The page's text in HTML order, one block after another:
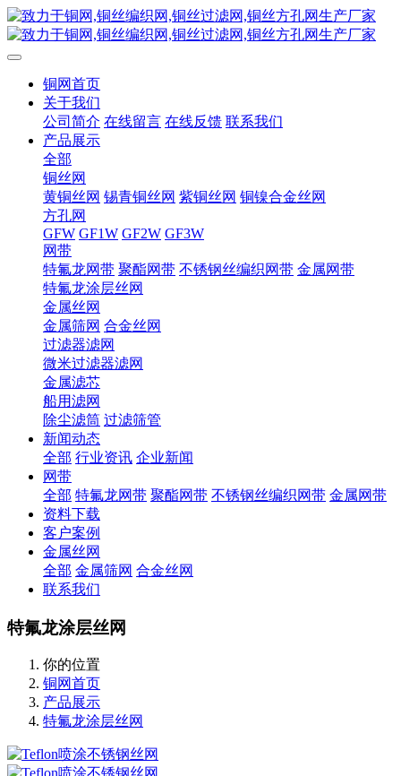
铜网首页
关于我们
公司简介 在线留言 在线反馈 联系我们
产品展示
全部
铜丝网
黄铜丝网 锡青铜丝网 紫铜丝网 铜镍合金丝网
方孔网
GFW GF1W GF2W GF3W
网带
特氟龙网带 聚酯网带 不锈钢丝编织网带 金属网带
特氟龙涂层丝网
金属丝网
金属筛网 合金丝网
过滤器滤网
微米过滤器滤网
金属滤芯
船用滤网
除尘滤筒 过滤筛管
新闻动态
全部 行业资讯 企业新闻
网带
全部 特氟龙网带 聚酯网带 不锈钢丝编织网带 金属网带
资料下载
客户案例
金属丝网
全部 金属筛网 合金丝网
联系我们
特氟龙涂层丝网
你的位置
铜网首页
产品展示
特氟龙涂层丝网